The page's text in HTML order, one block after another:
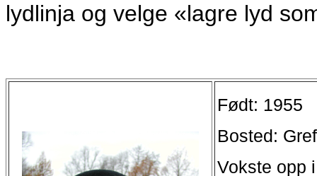
lydlinja og velge «lagre lyd
Født: 1955
Bosted:
Vokste opp